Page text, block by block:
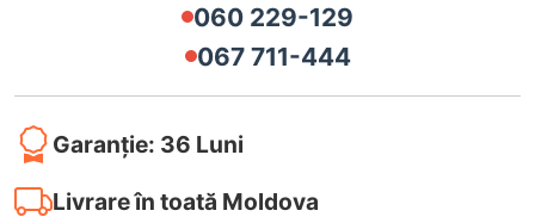
060 229-129
067 711-444
Garanție: 36 Luni
Livrare în toată Moldova